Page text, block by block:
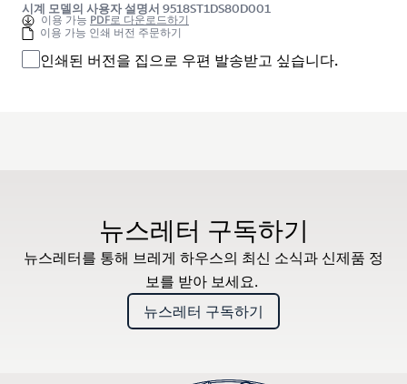
시계 모델의 사용자 설명서 9518ST1DS80D001
이용 가능 PDF로 다운로드하기
이용 가능 인쇄 버전 주문하기
인쇄된 버전을 집으로 우편 발송받고 싶습니다.
뉴스레터 구독하기
뉴스레터를 통해 브레게 하우스의 최신 소식과 신제품 정
보를 받아 보세요.
뉴스레터 구독하기